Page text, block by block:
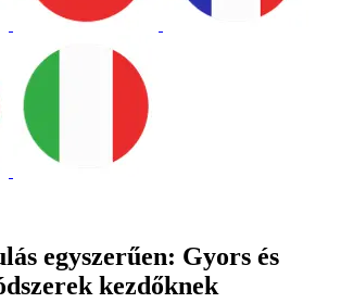
egyszerűen: Gyors és
kezdőknek